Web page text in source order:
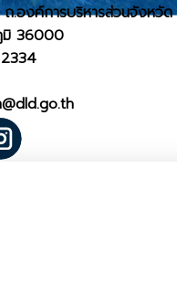
.องค์การบริหารส่วนจังหวัด
มิ 36000